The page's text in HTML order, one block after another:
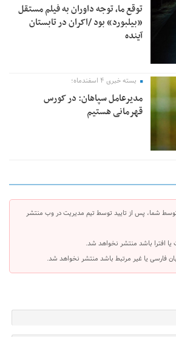
توقع ما، توجه داوران به فیلم مستقل
«بیلبورد» بود /اکران در تابستان
آینده
بسته خبری ۴ اسفندماه؛
مدیرعامل سپاهان: در کورس
قهرمانی هستیم
شما، پس از تایید توسط تیم مدیریت در وب منتشر
افترا باشد منتشر نخواهد شد.
فارسی یا غیر مرتبط باشد منتشر نخواهد شد.